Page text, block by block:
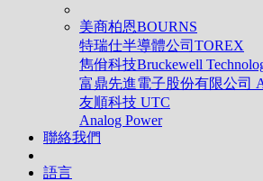
美商柏恩BOURNS
特瑞仕半導體公司TOREX
雋佾科技Bruckewell
富鼎先進電子股份有限公司
友順科技 UTC
Analog Power
聯絡我們
語言